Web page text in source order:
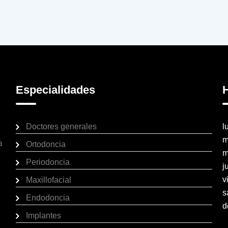
Especialidades
Doctores generales
Ortodoncia
Periodoncia
Maxillofacial
Endodoncia
Implantes